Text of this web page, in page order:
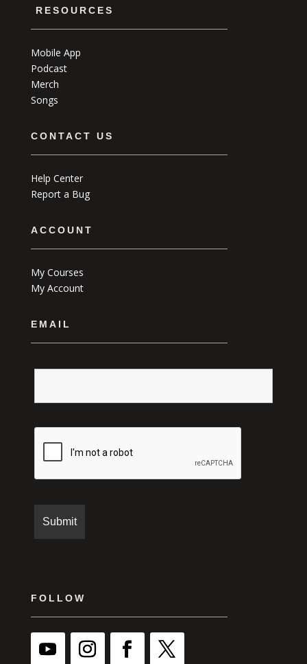
RESOURCES
Mobile App
Podcast
Merch
Songs
CONTACT US
Help Center
Report a Bug
ACCOUNT
My Courses
My Account
EMAIL
FOLLOW